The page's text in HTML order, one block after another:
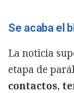
Se acaba el
La noticia
etapa de
contactos,